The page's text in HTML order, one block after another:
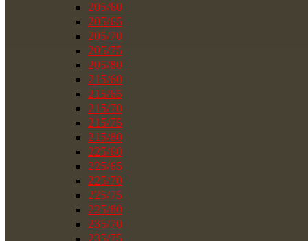
205/60
205/65
205/70
205/75
205/80
215/60
215/65
215/70
215/75
215/80
225/60
225/65
225/70
225/75
225/80
235/70
235/75